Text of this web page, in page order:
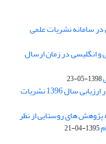
سامانه نشریات علمی
انگلیسی در زمان ارسال
1398-05-23
کسب رتبه A فصلنامه پژوهش های روستایی در ارزیابی سال 1396 نشریات
های روستایی از نظر
1395-04-21